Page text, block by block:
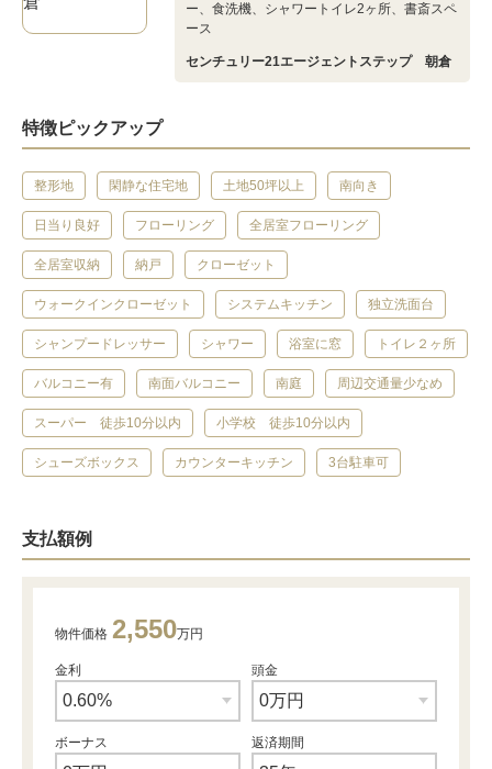
ー、食洗機、シャワートイレ2ヶ所、書斎スペ
ース
センチュリー21エージェントステップ 朝倉
特徴ピックアップ
整形地 閑静な住宅地 土地50坪以上 南向き
日当り良好 フローリング 全居室フローリング
全居室収納 納戸 クローゼット
ウォークインクローゼット システムキッチン 独立洗面台
シャンプードレッサー シャワー 浴室に窓 トイレ２ヶ所
バルコニー有 南面バルコニー 南庭 周辺交通量少なめ
スーパー 徒歩10分以内 小学校 徒歩10分以内
シューズボックス カウンターキッチン 3台駐車可
支払額例
物件価格 2,550万円
金利 頭金
ボーナス 返済期間